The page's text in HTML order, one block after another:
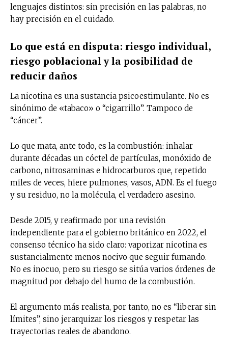
lenguajes distintos: sin precisión en las palabras, no
hay precisión en el cuidado.
Lo que está en disputa: riesgo individual,
riesgo poblacional y la posibilidad de
reducir daños
La nicotina es una sustancia psicoestimulante. No es
sinónimo de «tabaco» o “cigarrillo”. Tampoco de
“cáncer”.
Lo que mata, ante todo, es la combustión: inhalar
durante décadas un cóctel de partículas, monóxido de
carbono, nitrosaminas e hidrocarburos que, repetido
miles de veces, hiere pulmones, vasos, ADN. Es el fuego
y su residuo, no la molécula, el verdadero asesino.
Desde 2015, y reafirmado por una revisión
independiente para el gobierno británico en 2022, el
consenso técnico ha sido claro: vaporizar nicotina es
sustancialmente menos nocivo que seguir fumando.
No es inocuo, pero su riesgo se sitúa varios órdenes de
magnitud por debajo del humo de la combustión.
El argumento más realista, por tanto, no es “liberar sin
límites”, sino jerarquizar los riesgos y respetar las
trayectorias reales de abandono.